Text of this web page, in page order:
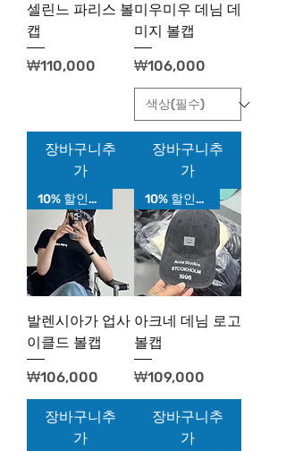
셀린느 파리스 볼
캡
가격
₩110,000
장바구니추
가
미우미우 데님 데
미지 볼캡
가격
₩106,000
장바구니추
가
10% 할인가!
발렌시아가 업사
이클드 볼캡
가격
₩106,000
장바구니추
가
10% 할인가!
아크네 데님 로고
볼캡
가격
₩109,000
장바구니추
가